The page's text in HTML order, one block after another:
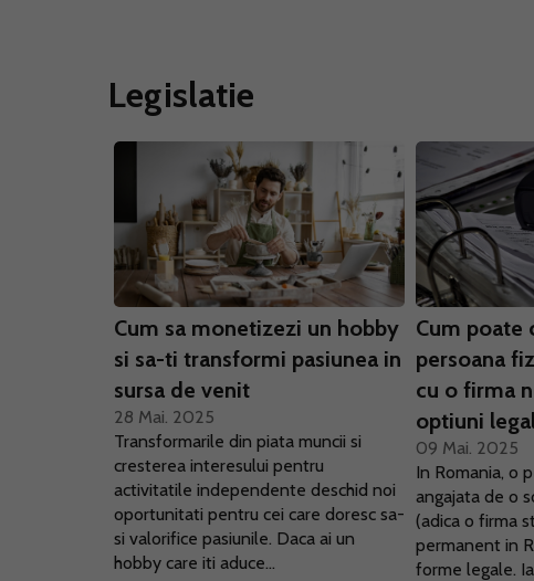
Legislatie
Cum sa monetizezi un hobby
si sa-ti transformi pasiunea in
sursa de venit
28 Mai. 2025
Transformarile din piata muncii si
cresterea interesului pentru
activitatile independente deschid noi
oportunitati pentru cei care doresc sa-
si valorifice pasiunile. Daca ai un
hobby care iti aduce...
Cum poate
persoana
cu o firma
optiuni
09 Mai. 2025
In Romania, o
angajata de o
(adica o firma
permanent in
forme legale.